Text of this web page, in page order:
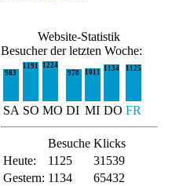
Website-Statistik
Besucher der letzten Woche:
983
1191
1224
978
1011 1134 1125
SA SO MO DI MI DO FR
Besuche Klicks
Heute:
1125
31539
Gestern: 1134 65432